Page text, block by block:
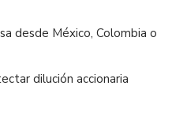
desde México, Colombia o
dilución accionaria